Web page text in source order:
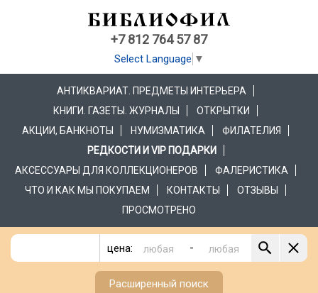
+7 812 764 57 87
Select Language ▼
АНТИКВАРИАТ. ПРЕДМЕТЫ ИНТЕРЬЕРА
КНИГИ. ГАЗЕТЫ. ЖУРНАЛЫ
ОТКРЫТКИ
АКЦИИ, БАНКНОТЫ
НУМИЗМАТИКА
ФИЛАТЕЛИЯ
РЕДКОСТИ И VIP ПОДАРКИ
АКСЕССУАРЫ ДЛЯ КОЛЛЕКЦИОНЕРОВ
ФАЛЕРИСТИКА
ЧТО И КАК МЫ ПОКУПАЕМ
КОНТАКТЫ
ОТЗЫВЫ
ПРОСМОТРЕНО
цена: -
Расширенный поиск